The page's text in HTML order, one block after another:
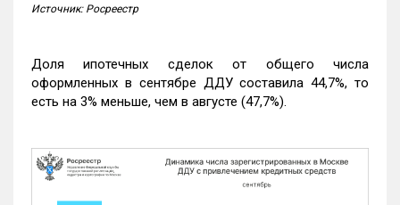
Источник: Росреестр
Доля ипотечных сделок от общего числа
оформленных в сентябре ДДУ составила 44,7%, то
есть на 3% меньше, чем в августе (47,7%).